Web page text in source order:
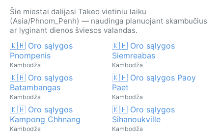
Šie miestai dalijasi Takeo vietiniu laiku
(Asia/Phnom_Penh) — naudinga planuojant skambučius
ar lyginant dienos šviesos valandas.
🇰🇭 Oro sąlygos
Pnompenis
Kambodža
🇰🇭 Oro sąlygos
Siemreabas
Kambodža
🇰🇭 Oro sąlygos
Batambangas
Kambodža
🇰🇭 Oro sąlygos Paoy
Paet
Kambodža
🇰🇭 Oro sąlygos
Kampong Chhnang
Kambodža
🇰🇭 Oro sąlygos
Sihanoukville
Kambodža